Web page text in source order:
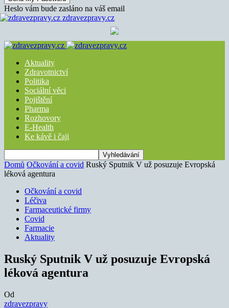
Heslo vám bude zasláno na váš email
zdravezpravy.cz
Aktuality
Zdravotnictví
Politika
Sociální věci
Pojištění
Pharma
Rozhovory
E-Health
Ke kávě i čaji
Domů Očkování a covid Ruský Sputnik V už posuzuje Evropská
léková agentura
Očkování a covid
Léčiva
Farmaceutické firmy
Covid
Farmacie
Aktuality
Ruský Sputnik V už posuzuje Evropská
léková agentura
Od
zdravezpravy